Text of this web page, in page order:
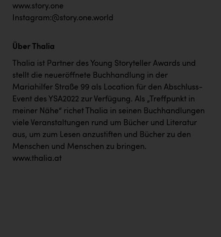
www.story.one
Instagram:@story.one.world
Über Thalia
Thalia ist Partner des Young Storyteller Awards und
stellt die neueröffnete Buchhandlung in der
Mariahilfer Straße 99 als Location für den Abschluss-
Event des YSA2022 zur Verfügung. Als „Treffpunkt in
meiner Nähe“ richet Thalia in seinen Buchhandlungen
viele Veranstaltungen rund um Bücher und Literatur
aus, um zum Lesen anzustiften und Bücher zu den
Menschen und Menschen zu bringen.
www.thalia.at